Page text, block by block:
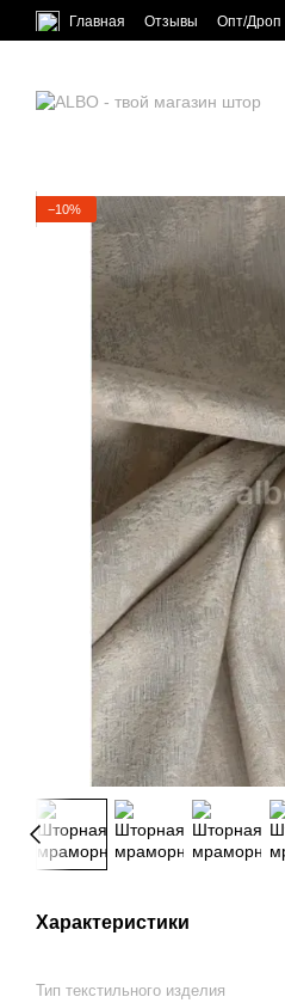
Перейти к основному контенту
Главная Отзывы Опт/Дроп
−10%
Характеристики
Тип текстильного изделия